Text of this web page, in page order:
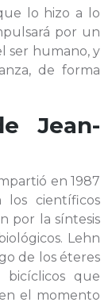
lo hizo a lo
por un
ser humano, y
de forma
Jean-
en 1987
científicos
por la síntesis
Lehn
de los éteres
bicíclicos que
el momento